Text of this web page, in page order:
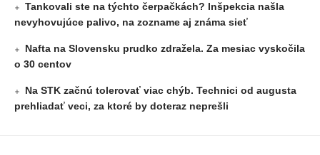
Tankovali ste na týchto čerpačkách? Inšpekcia našla
nevyhovujúce palivo, na zozname aj známa sieť
Nafta na Slovensku prudko zdražela. Za mesiac vyskočila
o 30 centov
Na STK začnú tolerovať viac chýb. Technici od augusta
prehliadať veci, za ktoré by doteraz neprešli